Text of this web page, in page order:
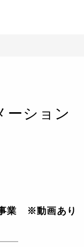
ーション
事業 ※動画あり